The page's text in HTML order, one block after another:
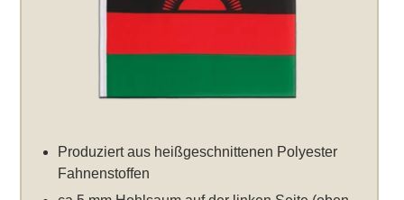
Produziert aus heißgeschnittenen Polyester
Fahnenstoffen